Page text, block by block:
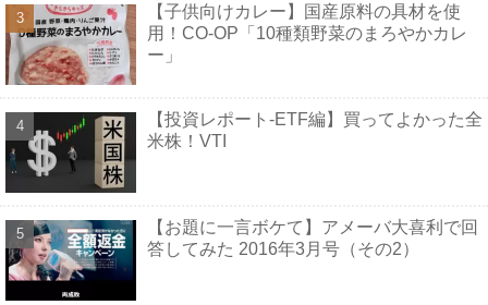
【子供向けカレー】国産原料の具材を使
用！CO-OP「10種類野菜のまろやかカレ
ー」
【投資レポート-ETF編】買ってよかった全
米株！VTI
【お題に一言ボケて】アメーバ大喜利で回
答してみた 2016年3月号（その2）